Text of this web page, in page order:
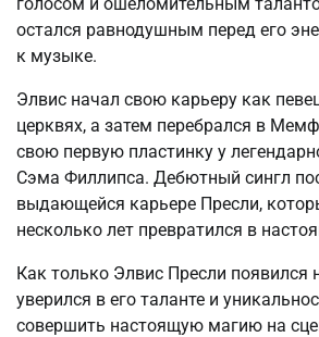
остался равнодушным перед его
к музыке.
Элвис начал свою карьеру как
церквях, а затем перебрался в
свою первую пластинку у
Сэма Филлипса. Дебютный сингл
выдающейся карьере Пресли,
несколько лет превратился в
Как только Элвис Пресли появился
уверился в его таланте и
совершить настоящую магию на